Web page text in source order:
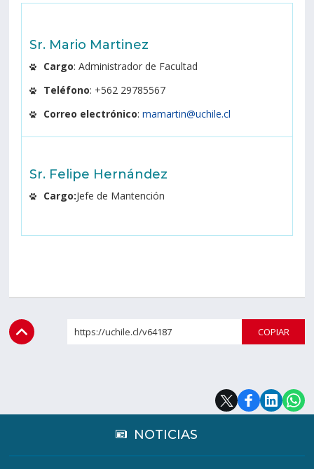
Sr. Mario Martinez
Cargo: Administrador de Facultad
Teléfono: +562 29785567
Correo electrónico: mamartin@uchile.cl
Sr. Felipe Hernández
Cargo:Jefe de Mantención
https://uchile.cl/v64187
NOTICIAS